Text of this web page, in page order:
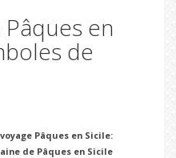
en
de
Pâques en Sicile:
de Pâques en Sicile